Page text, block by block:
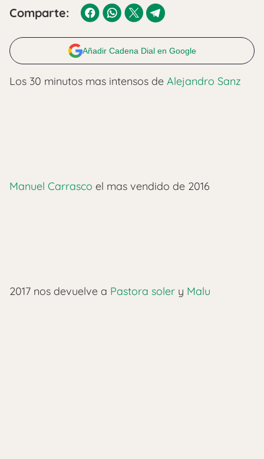
Comparte:
Añadir Cadena Dial en Google
Los 30 minutos mas intensos de Alejandro Sanz
Manuel Carrasco el mas vendido de 2016
2017 nos devuelve a Pastora soler y Malu